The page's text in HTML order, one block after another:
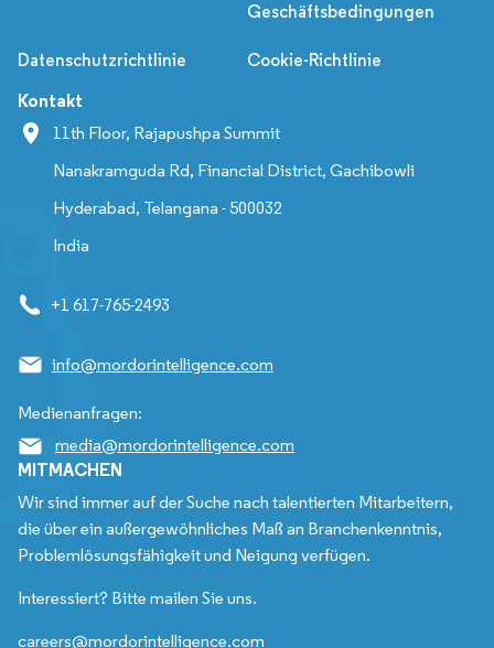
Geschäftsbedingungen
Datenschutzrichtlinie Cookie-Richtlinie
Kontakt
11th Floor, Rajapushpa Summit
Nanakramguda Rd, Financial District, Gachibowli
Hyderabad, Telangana - 500032
India
+1 617-765-2493
info@mordorintelligence.com
Medienanfragen:
media@mordorintelligence.com
MITMACHEN
Wir sind immer auf der Suche nach talentierten Mitarbeitern,
die über ein außergewöhnliches Maß an Branchenkenntnis,
Problemlösungsfähigkeit und Neigung verfügen.
Interessiert? Bitte mailen Sie uns.
careers@mordorintelligence.com